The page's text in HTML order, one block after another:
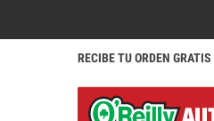
RECIBE TU ORDEN